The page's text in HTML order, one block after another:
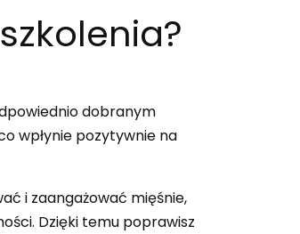
dobranym
wpłynie pozytywnie na
i zaangażować mięśnie,
Dzięki temu poprawisz